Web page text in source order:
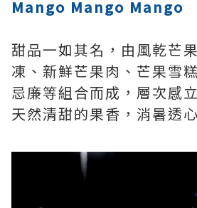
Mango Mango Mango
甜品一如其名，由風乾芒
凍、新鮮芒果肉、芒果雪
忌廉等組合而成，層次感
天然清甜的果香，消暑透